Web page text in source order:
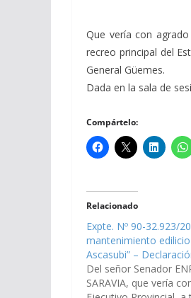
Que vería con
recreo principal del
General Güemes.
Dada en la sala de
Compártelo:
Relacionado
Expte. Nº 90-32.923/
mantenimiento
Ascasubi” –
Del señor Senador
SARAVIA, que vería